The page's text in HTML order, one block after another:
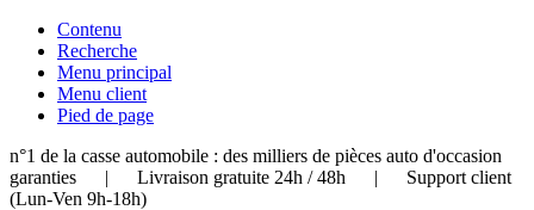
Contenu
Recherche
Menu principal
Menu client
Pied de page
n°1 de la casse automobile : des milliers de pièces auto d'occasion
garanties | Livraison gratuite 24h / 48h | Support client
(Lun-Ven 9h-18h)